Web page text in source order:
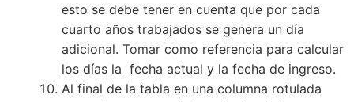
esto se debe tener en cuenta que por cada
cuarto años trabajados se genera un día
adicional. Tomar como referencia para calcular
los días la fecha actual y la fecha de ingreso.
Al final de la tabla en una columna rotulada